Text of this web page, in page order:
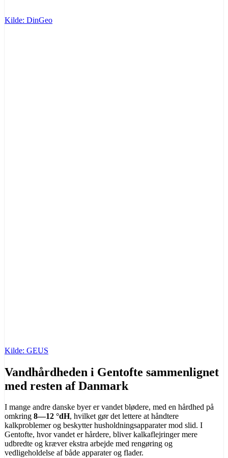
Kilde: DinGeo
Kilde: GEUS
Vandhårdheden i Gentofte sammenlignet
med resten af Danmark
I mange andre danske byer er vandet blødere, med en hårdhed på
omkring 8—12 °dH, hvilket gør det lettere at håndtere
kalkproblemer og beskytter husholdningsapparater mod slid. I
Gentofte, hvor vandet er hårdere, bliver kalkaflejringer mere
udbredte og kræver ekstra arbejde med rengøring og
vedligeholdelse af både apparater og flader.